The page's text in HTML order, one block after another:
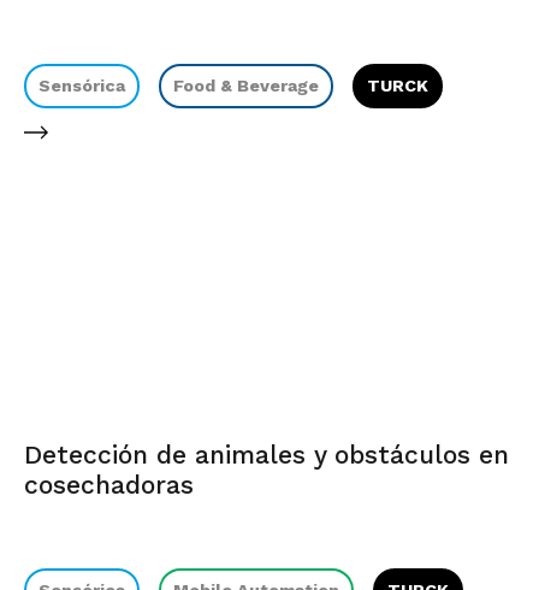
Sensórica Food & Beverage TURCK
Detección de animales y obstáculos en
cosechadoras